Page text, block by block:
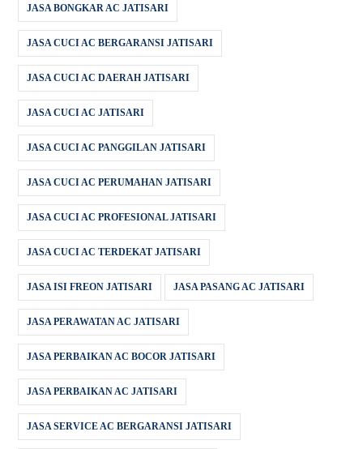
JASA BONGKAR AC JATISARI
JASA CUCI AC BERGARANSI JATISARI
JASA CUCI AC DAERAH JATISARI
JASA CUCI AC JATISARI
JASA CUCI AC PANGGILAN JATISARI
JASA CUCI AC PERUMAHAN JATISARI
JASA CUCI AC PROFESIONAL JATISARI
JASA CUCI AC TERDEKAT JATISARI
JASA ISI FREON JATISARI JASA PASANG AC JATISARI
JASA PERAWATAN AC JATISARI
JASA PERBAIKAN AC BOCOR JATISARI
JASA PERBAIKAN AC JATISARI
JASA SERVICE AC BERGARANSI JATISARI